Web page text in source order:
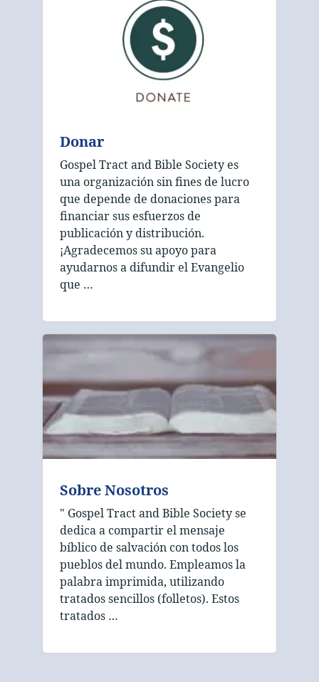
Donar
Gospel Tract and Bible Society es
una organización sin fines de lucro
que depende de donaciones para
financiar sus esfuerzos de
publicación y distribución.
¡Agradecemos su apoyo para
ayudarnos a difundir el Evangelio
que …
Sobre Nosotros
" Gospel Tract and Bible Society se
dedica a compartir el mensaje
bíblico de salvación con todos los
pueblos del mundo. Empleamos la
palabra imprimida, utilizando
tratados sencillos (folletos). Estos
tratados …